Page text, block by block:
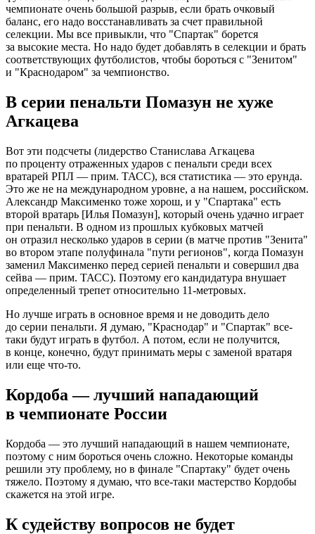
чемпионате очень большой разрыв, если брать очковый
баланс, его надо восстанавливать за счет правильной
селекции. Мы все привыкли, что "Спартак" борется
за высокие места. Но надо будет добавлять в селекции и брать
соответствующих футболистов, чтобы бороться с "Зенитом"
и "Краснодаром" за чемпионство.
В серии пенальти Помазун не хуже
Агкацева
Вот эти подсчеты (лидерство Станислава Агкацева
по проценту отраженных ударов с пенальти среди всех
вратарей РПЛ — прим. ТАСС), вся статистика — это ерунда.
Это же не на международном уровне, а на нашем, российском.
Александр Максименко тоже хорош, и у "Спартака" есть
второй вратарь [Илья Помазун], который очень удачно играет
при пенальти. В одном из прошлых кубковых матчей
он отразил несколько ударов в серии (в матче против "Зенита"
во втором этапе полуфинала "пути регионов", когда Помазун
заменил Максименко перед серией пенальти и совершил два
сейва — прим. ТАСС). Поэтому его кандидатура внушает
определенный трепет относительно 11-метровых.
Но лучше играть в основное время и не доводить дело
до серии пенальти. Я думаю, "Краснодар" и "Спартак" все-
таки будут играть в футбол. А потом, если не получится,
в конце, конечно, будут принимать меры с заменой вратаря
или еще что-то.
Кордоба — лучший нападающий
в чемпионате России
Кордоба — это лучший нападающий в нашем чемпионате,
поэтому с ним бороться очень сложно. Некоторые команды
решили эту проблему, но в финале "Спартаку" будет очень
тяжело. Поэтому я думаю, что все-таки мастерство Кордобы
скажется на этой игре.
К судейству вопросов не будет